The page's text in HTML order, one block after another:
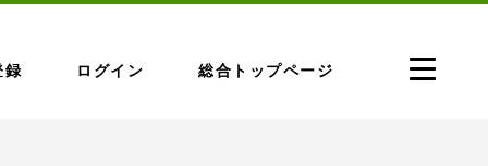
録 ログイン 総合トップページ